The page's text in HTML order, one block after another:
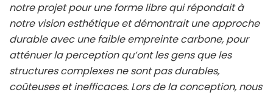
notre projet pour une forme libre qui répondait à
notre vision esthétique et démontrait une approche
durable avec une faible empreinte carbone, pour
atténuer la perception qu’ont les gens que les
structures complexes ne sont pas durables,
coûteuses et inefficaces. Lors de la conception, nous